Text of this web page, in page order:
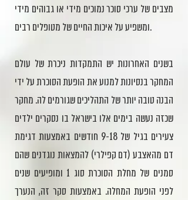
מצבים של ערכי סוכר נמוכים מידי או גבוהים מידי
ומשפיע על איכות החיים של מטופלים רבים.
בשנים האחרונות יש התמקדות ניכרת של עולם
המחקר בנסיונות למנוע את הופעת הסוכרת על ידי
הבנה טובה יותר של התהליכים שגורמים לה. מחקר
שכזה נעשה בימים אלו בישראל בו נסקרים ילדים
צעירים בגיל של 9-18 חודשים באמצעות דגימת
דם מהאצבע (דם קפילרי) להמצאות נוגדנים שהם
סמנים של מחלת הסוכרת סוג 1 ומופיעים שנים
לפני הופעת המחלה. באמצעות סקר זה, הנערך